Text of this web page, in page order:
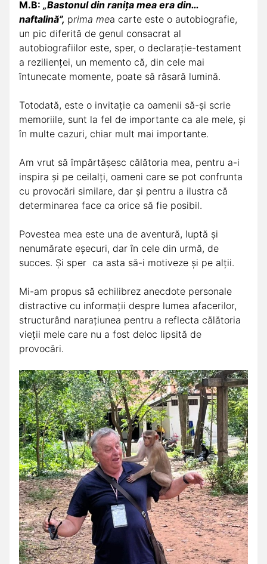
M.B: „Bastonul din ranița mea era din…
naftalină”, prima mea carte este o autobiografie,
un pic diferită de genul consacrat al
autobiografiilor este, sper, o declarație-testament
a rezilienței, un memento că, din cele mai
întunecate momente, poate să răsară lumină.
Totodată, este o invitație ca oamenii să-și scrie
memoriile, sunt la fel de importante ca ale mele, și
în multe cazuri, chiar mult mai importante.
Am vrut să împărtășesc călătoria mea, pentru a-i
inspira și pe ceilalți, oameni care se pot confrunta
cu provocări similare, dar și pentru a ilustra că
determinarea face ca orice să fie posibil.
Povestea mea este una de aventură, luptă și
nenumărate eșecuri, dar în cele din urmă, de
succes. Și sper ca asta să-i motiveze și pe alții.
Mi-am propus să echilibrez anecdote personale
distractive cu informații despre lumea afacerilor,
structurând narațiunea pentru a reflecta călătoria
vieții mele care nu a fost deloc lipsită de
provocări.